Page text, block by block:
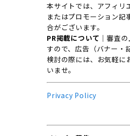
本サイトでは、アフィリ
またはプロモーション記
合がございます。
PR掲載について ｜審査
すので、広告（バナー・
検討の際には、お気軽に
いませ。
Privacy Policy